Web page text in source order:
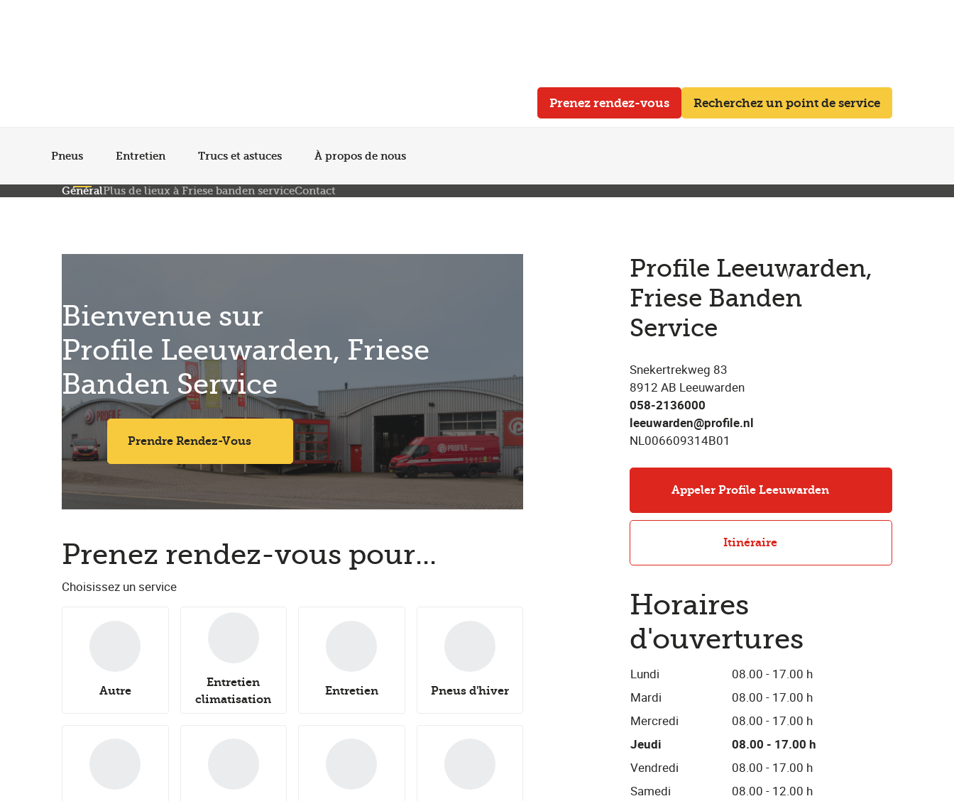
Prenez rendez-vous Recherchez un point de service
Pneus Entretien Trucs et astuces À propos de nous
GénéralPlus de lieux à Friese banden serviceContact
Bienvenue sur
Profile Leeuwarden, Friese
Banden Service
Prendre Rendez-Vous
Prenez rendez-vous pour...
Choisissez un service
Autre
Entretien
climatisation
Entretien Pneus d'hiver
Profile Leeuwarden,
Friese Banden
Service
Snekertrekweg 83
8912 AB Leeuwarden
058-2136000
leeuwarden@profile.nl
NL006609314B01
Appeler Profile Leeuwarden
Itinéraire
Horaires
d'ouvertures
Lundi
08.00 - 17.00 h
Mardi
08.00 - 17.00 h
Mercredi
08.00 - 17.00 h
Jeudi
08.00 - 17.00 h
Vendredi
08.00 - 17.00 h
Samedi
08.00 - 12.00 h